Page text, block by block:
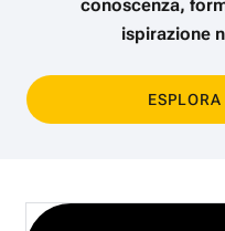
conoscenza,
ispirazione